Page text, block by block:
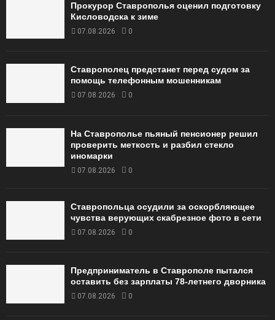
Прокурор Ставрополья оценил подготовку
Кисловодска к зиме
07.08.2026 0
Ставрополец предстанет перед судом за
помощь телефонным мошенникам
07.08.2026 0
На Ставрополье пьяный пенсионер решил
проверить меткость и разбил стекло
иномарки
07.08.2026 0
Ставропольца осудили за оскорбляющее
чувства верующих скабрезное фото в сети
07.08.2026 0
Предприниматель в Ставрополе пытался
оставить без зарплаты 78-летнего дворника
07.08.2026 0